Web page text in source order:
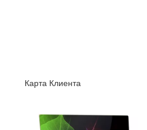
Карта Клиента